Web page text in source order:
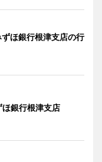
ほ銀行根津支店の行
銀行根津支店